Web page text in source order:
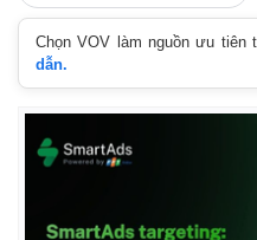
Chọn VOV làm nguồn ưu tiên
dẫn.